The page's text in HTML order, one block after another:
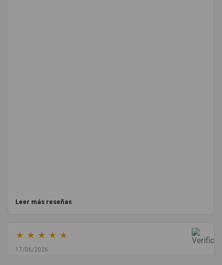
Leer más reseñas
★ ★ ★ ★ ★
17/06/2026